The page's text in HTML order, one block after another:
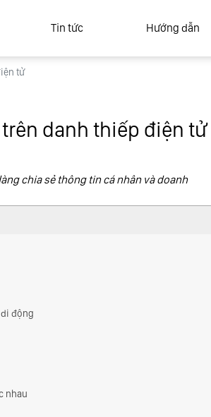
Tin tức Hướng dẫn
tử
danh thiếp điện tử
chia sẻ thông tin cá nhân và doanh
động
nhau